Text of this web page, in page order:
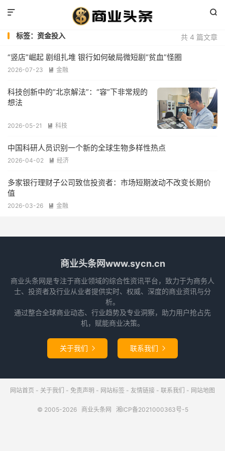


共 4 篇文章
标签：资金投入
“竖店”崛起 剧组扎堆 银行如何破局微短剧“贫血”怪圈
2026-07-23  金融
科技创新中的“北京解法”：“容”下非常规的
想法
2026-05-21  科技
中国科研人员识别一个新的全球生物多样性热点
2026-04-02  经济
多家银行理财子公司致信投资者：市场短期波动不改变长期价
值
2026-03-26  金融
商业头条网www.sycn.cn
商业头条网是专注于商业领域的综合性资讯平台，致力于为商务人
士、投资者及行业从业者提供实时、权威、深度的商业资讯与分
析。
通过整合全球商业动态、行业趋势及专业洞察，助力用户抢占先
机，赋能商业决策。
关于我们  联系我们 
网站首页 - 关于我们 - 免责声明 - 网站标签 - 友情链接 - 联系我们 - 网站地图
© 2005-2026 商业头条网 湘ICP备2021000363号-5